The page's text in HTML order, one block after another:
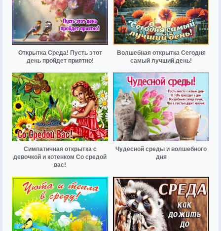
Открытка Среда! Пусть этот
день пройдет приятно!
Волшебная открытка Сегодня
самый лучший день!
Симпатичная открытка с
девочкой и котенком Со средой
вас!
Чудесной среды и волшебного
дня